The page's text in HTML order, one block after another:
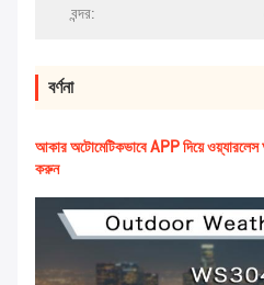
বন্দর:
বর্ণনা
আকার অটোমেটিকভাবে APP দিয়ে
করুন